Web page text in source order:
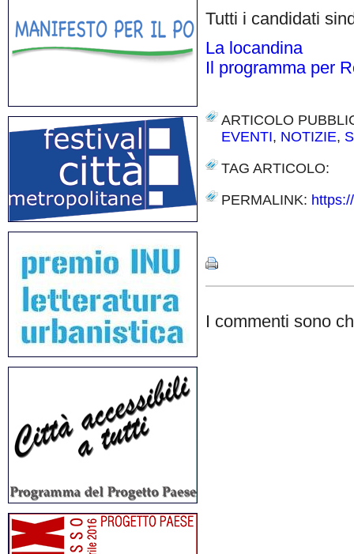
Tutti i candidati
La locandina
Il programma per
ARTICOLO
EVENTI, NOTIZIE,
TAG ARTICOLO:
PERMALINK:
I commenti sono